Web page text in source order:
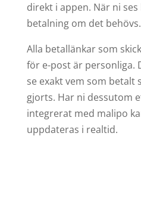
direkt i appen. När ni
betalning om det behövs.
Alla betallänkar som
för e-post är personliga.
se exakt vem som betalt
gjorts. Har ni dessutom
integrerat med malipo
uppdateras i realtid.